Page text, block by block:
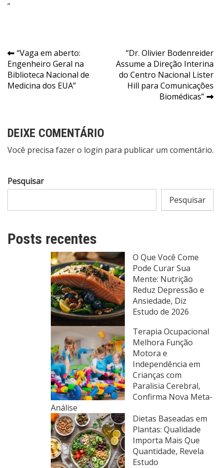
“
Navegação
de
Post
“Vaga em aberto:
Engenheiro Geral na
Biblioteca Nacional de
Medicina dos EUA”
“Dr. Olivier Bodenreider
Assume a Direção Interina
do Centro Nacional Lister
Hill para Comunicações
Biomédicas”
DEIXE COMENTÁRIO
Você precisa fazer o login para publicar um comentário.
Pesquisar
Pesquisar
Posts recentes
O Que Você Come
Pode Curar Sua
Mente: Nutrição
Reduz Depressão e
Ansiedade, Diz
Estudo de 2026
Terapia Ocupacional
Melhora Função
Motora e
Independência em
Crianças com
Paralisia Cerebral,
Confirma Nova Meta-
Análise
Dietas Baseadas em
Plantas: Qualidade
Importa Mais Que
Quantidade, Revela
Estudo